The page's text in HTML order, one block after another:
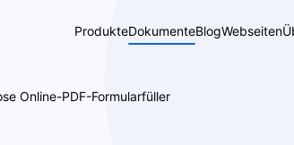
ProdukteDokumenteBlogWebseiten
Online-PDF-Formularfüller